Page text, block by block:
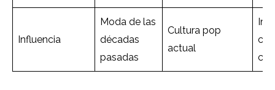
Influencia
Moda de las
décadas
pasadas
Cultura pop
actual